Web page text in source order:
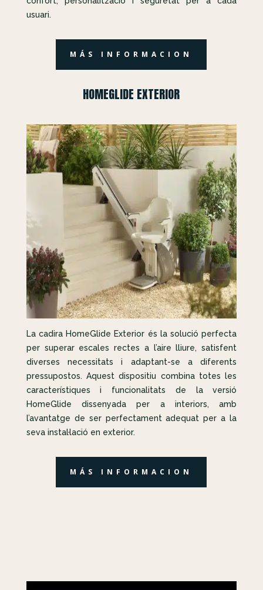
usuari.
MÁS INFORMACION
HOMEGLIDE EXTERIOR
La cadira HomeGlide Exterior és la solució perfecta
per superar escales rectes a l’aire lliure, satisfent
diverses necessitats i adaptant-se a diferents
pressupostos. Aquest dispositiu combina totes les
característiques i funcionalitats de la versió
HomeGlide dissenyada per a interiors, amb
l’avantatge de ser perfectament adequat per a la
seva instal·lació en exterior.
MÁS INFORMACION